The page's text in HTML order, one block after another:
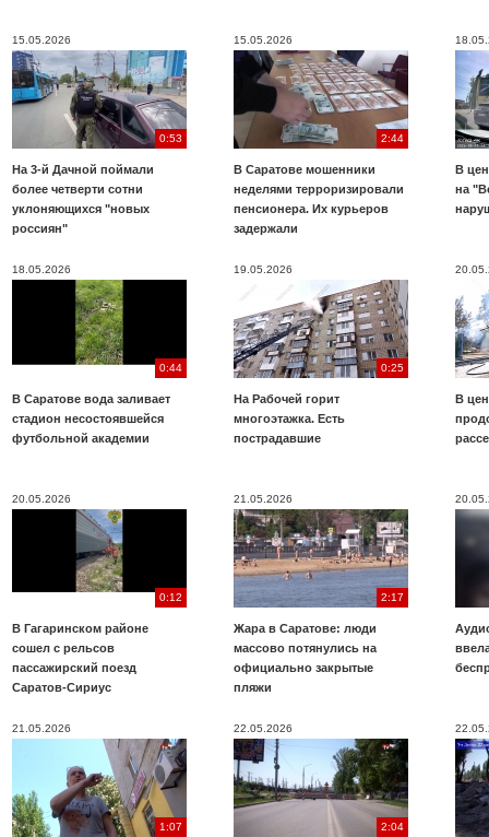
15.05.2026
0:53
На 3-й Дачной поймали
более четверти сотни
уклоняющихся "новых
россиян"
15.05.2026
2:44
В Саратове мошенники
неделями терроризировали
пенсионера. Их курьеров
задержали
В
на
18.05.2026
0:44
В Саратове вода заливает
стадион несостоявшейся
футбольной академии
19.05.2026
0:25
На Рабочей горит
многоэтажка. Есть
пострадавшие
В
20.05.2026
0:12
В Гагаринском районе
сошел с рельсов
пассажирский поезд
Саратов-Сириус
21.05.2026
2:17
Жара в Саратове: люди
массово потянулись на
официально закрытые
пляжи
21.05.2026
1:07
22.05.2026
2:04